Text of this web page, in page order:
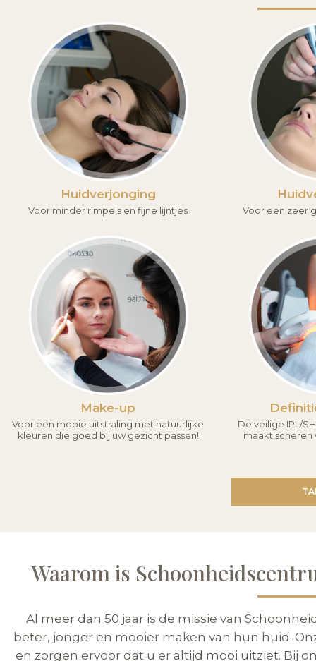
Huidverjonging
Voor minder rimpels en fijne lijntjes Voor een zeer
Make-up
Voor een mooie uitstraling met natuurlijke
kleuren die goed bij uw gezicht passen!
De veilige IPL/
maakt
Waarom is
Al meer dan 50 jaar is de missie van
beter, jonger en mooier maken van hun huid.
en zorgen ervoor dat u er altijd mooi uitziet. Bij